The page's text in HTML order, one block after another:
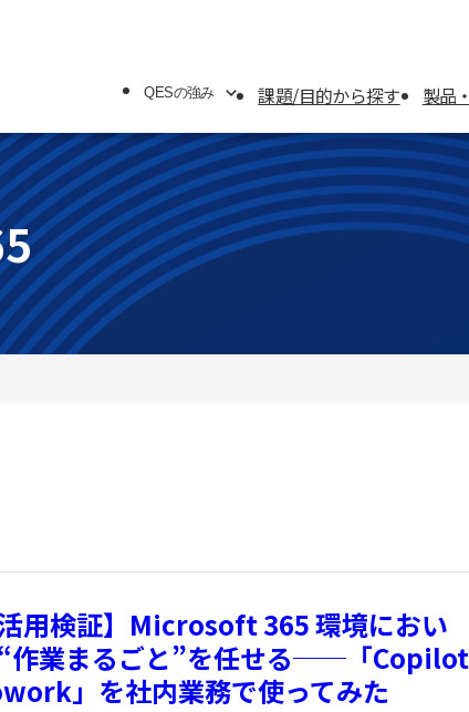
QESの強み
QESの強み
システムソリューション
オフィスソリューション
課題/目的から探す 製品
活用検証】Microsoft 365 環境におい
作業まるごと”を任せる──「Copilot
」を社内業務で使ってみた